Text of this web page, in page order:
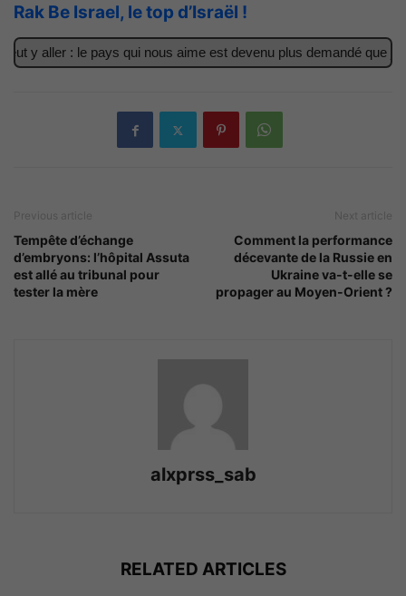
Rak Be Israel, le top d’Israël !
y aller : le pays qui nous aime est devenu plus demandé que jamais
Previous article
Tempête d’échange
d’embryons: l’hôpital Assuta
est allé au tribunal pour
tester la mère
Next article
Comment la performance
décevante de la Russie en
Ukraine va-t-elle se
propager au Moyen-Orient ?
alxprss_sab
RELATED ARTICLES